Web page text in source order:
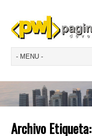
Archivo Etiqueta: